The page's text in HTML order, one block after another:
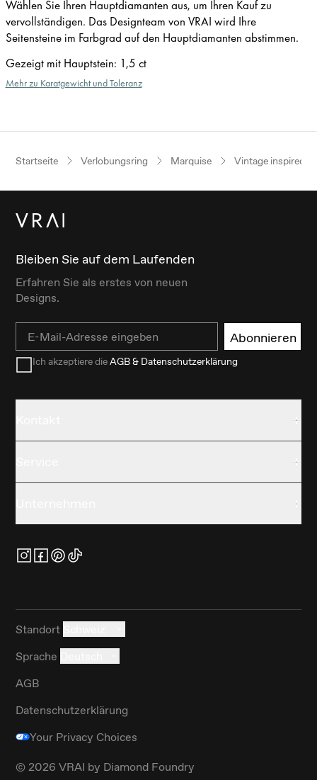
Wählen Sie Ihren Hauptdiamanten aus, um Ihren Kauf zu
vervollständigen. Das Designteam von VRAI wird Ihre
Seitensteine im Farbgrad auf den Hauptdiamanten abstimmen.
Gezeigt mit Hauptstein: 1,5 ct
Mehr zu Karatgewicht und Toleranz
Startseite Verlobungsring Marquise Vintage inspired
Bleiben Sie auf dem Laufenden
Erfahren Sie als erstes von neuen
Designs.
Email Abonnieren
Ich akzeptiere dieAGB & Datenschutzerklärung
Standort
Sprache
AGB
Datenschutzerklärung
Your Privacy Choices
© 2026 VRAI by Diamond Foundry